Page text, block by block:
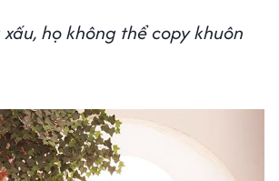
họ không thể copy khuôn